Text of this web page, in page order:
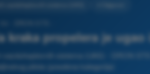
propelera je ugao
sistema (UAS) - DRON STS
pilota (posebna kategorija)